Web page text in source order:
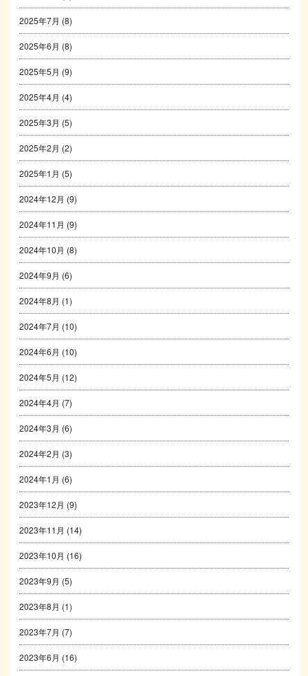
2025年7月 (8)
2025年6月 (8)
2025年5月 (9)
2025年4月 (4)
2025年3月 (5)
2025年2月 (2)
2025年1月 (5)
2024年12月 (9)
2024年11月 (9)
2024年10月 (8)
2024年9月 (6)
2024年8月 (1)
2024年7月 (10)
2024年6月 (10)
2024年5月 (12)
2024年4月 (7)
2024年3月 (6)
2024年2月 (3)
2024年1月 (6)
2023年12月 (9)
2023年11月 (14)
2023年10月 (16)
2023年9月 (5)
2023年8月 (1)
2023年7月 (7)
2023年6月 (16)